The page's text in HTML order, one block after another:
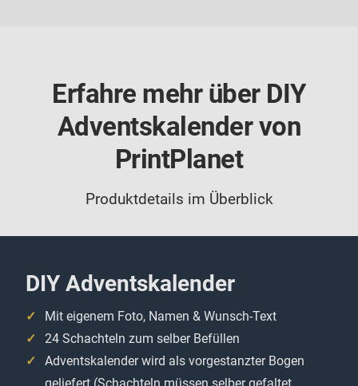
Erfahre mehr über DIY
Adventskalender von
PrintPlanet
Produktdetails im Überblick
DIY Adventskalender
Mit eigenem Foto, Namen & Wunsch-Text
24 Schachteln zum selber Befüllen
Adventskalender wird als vorgestanzter Bogen